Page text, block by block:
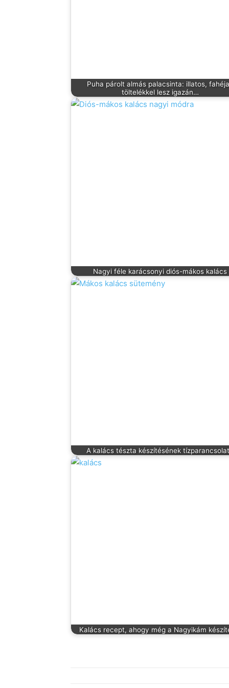
Puha párolt almás palacsinta: illatos,
töltelékkel lesz igazán…
Nagyi féle karácsonyi diós-mákos kalács
A kalács tészta készítésének
Kalács recept, ahogy még a Nagyikám